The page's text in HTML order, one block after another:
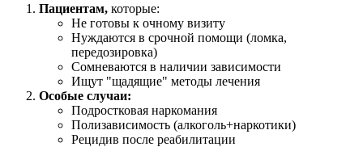
Пациентам, которые:
Не готовы к очному визиту
Нуждаются в срочной помощи (ломка,
передозировка)
Сомневаются в наличии зависимости
Ищут "щадящие" методы лечения
Особые случаи:
Подростковая наркомания
Полизависимость (алкоголь+наркотики)
Рецидив после реабилитации